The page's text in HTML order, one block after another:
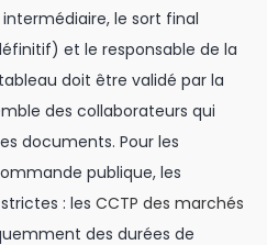
le sort final
et le responsable de la
doit être validé par la
des collaborateurs qui
documents. Pour les
publique, les
: les CCTP des marchés
des durées de